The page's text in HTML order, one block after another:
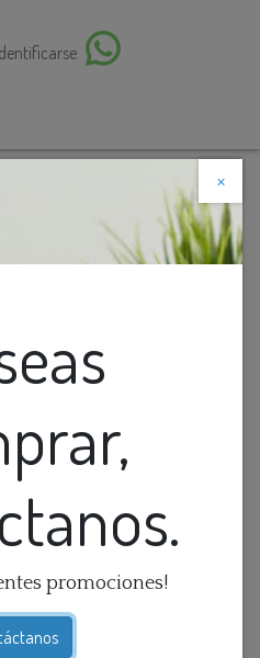
×
promociones!
Descuento web
Redondo